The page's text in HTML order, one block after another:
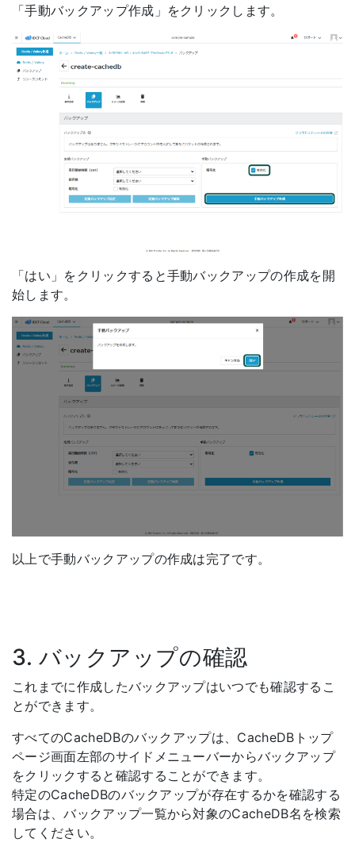
「手動バックアップ作成」をクリックします。
「はい」をクリックすると手動バックアップの作成を開
始します。
以上で手動バックアップの作成は完了です。
3. バックアップの確認
これまでに作成したバックアップはいつでも確認するこ
とができます。
すべてのCacheDBのバックアップは、CacheDBトップ
ページ画面左部のサイドメニューバーからバックアップ
をクリックすると確認することができます。
特定のCacheDBのバックアップが存在するかを確認する
場合は、バックアップ一覧から対象のCacheDB名を検索
してください。